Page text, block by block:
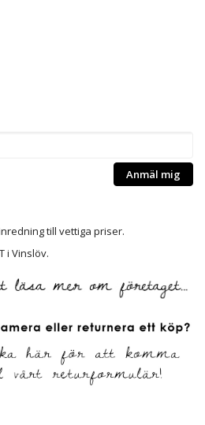
Anmäl mig
till vettiga priser.
i Vinslöv.